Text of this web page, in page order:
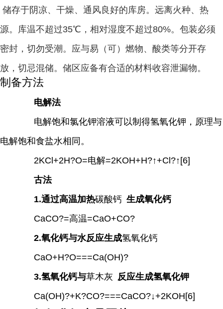
储存于阴凉、干燥、通风良好的库房。远离火种、热
源。库温不超过35℃，相对湿度不超过80%。包装必须
密封，切勿受潮。应与易（可）燃物、酸类等分开存
放，切忌混储。储区应备有合适的材料收容泄漏物。
制备方法
电解法
电解饱和氯化钾溶液可以制得氢氧化钾，原理与
电解饱和食盐水相同。
2KCl+2H?O=电解=2KOH+H?↑+Cl?↑ [6]
古法
1.通过高温加热碳酸钙 生成氧化钙
CaCO?=高温=CaO+CO?
2.氧化钙与水反应生成氢氧化钙
CaO+H?O===Ca(OH)?
3.氢氧化钙与草木灰 反应生成氢氧化钾
Ca(OH)?+K?CO?===CaCO?↓+2KOH[6]